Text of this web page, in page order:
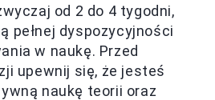
od 2 do 4 tygodni,
pełnej dyspozycyjności
w naukę. Przed
upewnij się, że jesteś
naukę teorii oraz